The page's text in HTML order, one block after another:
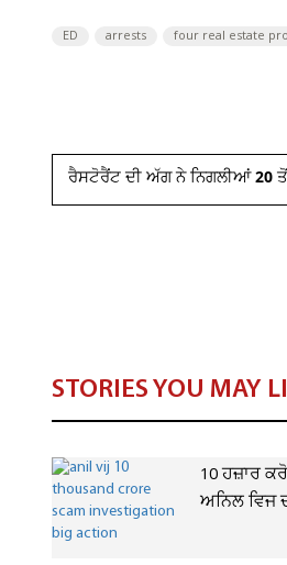
ED arrests four real estate
ਰੈਸਟੋਰੈਂਟ ਦੀ ਅੱਗ ਨੇ ਨਿਗਲੀਆਂ 20 ਤੋਂ
STORIES YOU MAY
10 ਹਜ਼ਾਰ
ਅਨਿਲ ਵਿਜ